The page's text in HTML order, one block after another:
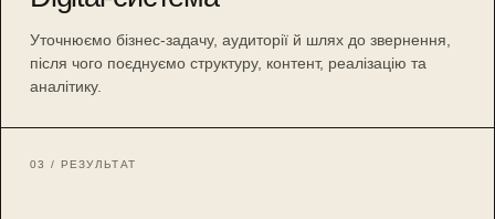
Уточнюємо бізнес-задачу, аудиторії й шлях до звернення,
після чого поєднуємо структуру, контент, реалізацію та
аналітику.
03 / РЕЗУЛЬТАТ